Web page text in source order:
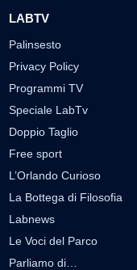
LABTV
Palinsesto
Privacy Policy
Programmi TV
Speciale LabTv
Doppio Taglio
Free sport
L’Orlando Curioso
La Bottega di Filosofia
Labnews
Le Voci del Parco
Parliamo di…